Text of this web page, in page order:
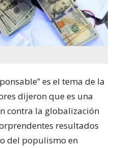
es el tema de la
dijeron que es una
contra la globalización
resultados
del populismo en